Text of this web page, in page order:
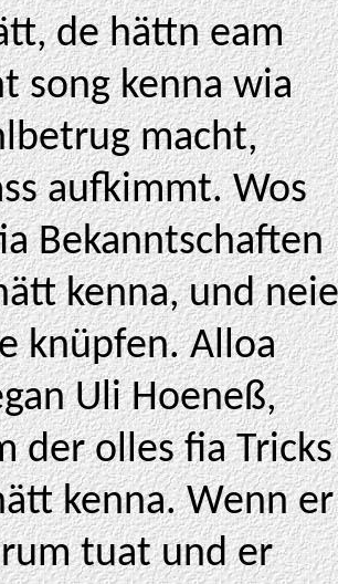
de hättn eam
song kenna wia
macht,
aufkimmt. Wos
Bekanntschaften
kenna, und neie
knüpfen. Alloa
Uli Hoeneß,
der olles fia Tricks
kenna. Wenn er
tuat und er